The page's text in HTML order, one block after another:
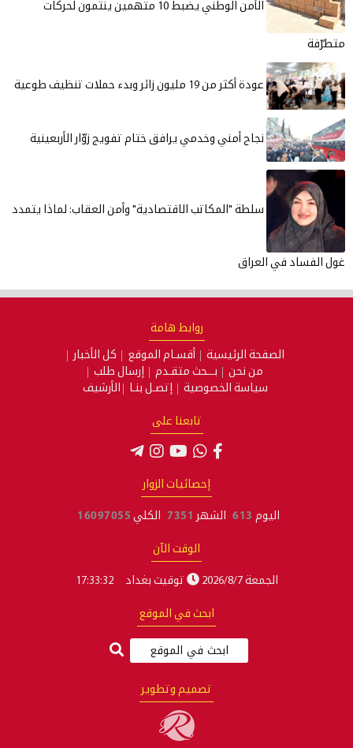
الأمن الوطني يضبط 10 متهمين ينتمون لحركات
متطرّفة
عودة أكثر من 19 مليون زائر وبدء حملات تنظيف طوعية
نجاح أمني وخدمي يرافق ختام تفويج زوّار الأربعينية
سلطة "المكاتب الاقتصادية" وأمن العقاب: لماذا يتمدد
غول الفساد في العراق
روابط هامة
الصفحة الرئيسية أقسـام الموقع
كل الأخبار
من نحن
بـــحث متقـدم
إرسال طلب
سياسة الخصوصية
إتصـل بنـا الأرشيف
تابعنا على
إحصائيات الزوار
اليوم 613 الشهر 7351 الكلي 16097055
الوقت الآن
الجمعة 2026/8/7 توقيت بغداد 17:33:33
ابحث في الموقع
تصميم وتطوير